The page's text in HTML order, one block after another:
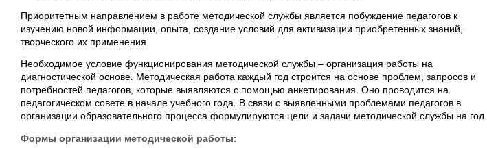
Приоритетным направлением в работе методической службы является побуждение педагогов к
изучению новой информации, опыта, создание условий для активизации приобретенных знаний,
творческого их применения.
Необходимое условие функционирования методической службы – организация работы на
диагностической основе. Методическая работа каждый год строится на основе проблем, запросов и
потребностей педагогов, которые выявляются с помощью анкетирования. Оно проводится на
педагогическом совете в начале учебного года. В связи с выявленными проблемами педагогов в
организации образовательного процесса формулируются цели и задачи методической службы на год.
Формы организации методической работы: